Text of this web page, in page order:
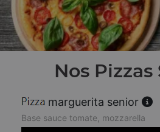
Nos
marguerita senior
Base sauce tomate, mozzarella